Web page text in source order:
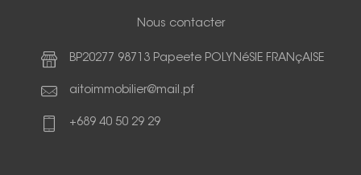
Nous contacter
BP20277 98713 Papeete POLYNéSIE FRANçAISE
aitoimmobilier@mail.pf
+689 40 50 29 29